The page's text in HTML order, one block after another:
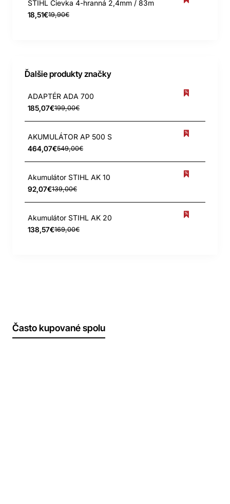
STIHL Cievka 4-hranná 2,4mm / 83m
18,51€19,90€
Ďalšie produkty značky
ADAPTÉR ADA 700
185,07€199,00€
AKUMULÁTOR AP 500 S
464,07€549,00€
Akumulátor STIHL AK 10
92,07€139,00€
Akumulátor STIHL AK 20
138,57€169,00€
Často kupované spolu